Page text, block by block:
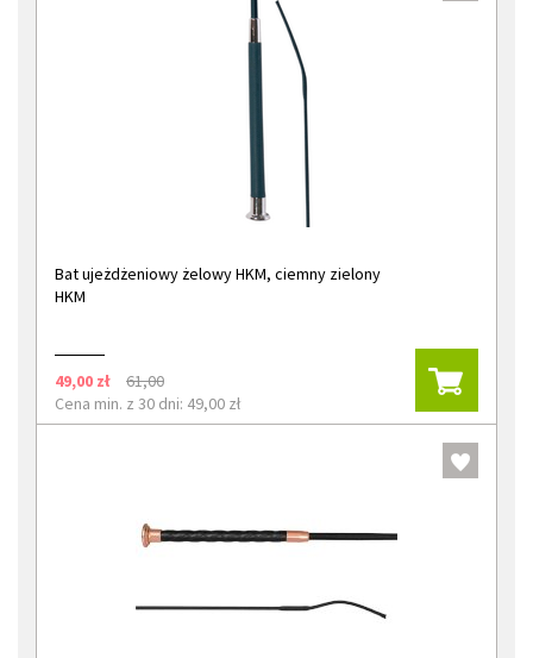
Bat ujeżdżeniowy żelowy HKM, ciemny zielony
HKM
49,00 zł
61,00
Cena min. z 30 dni: 49,00 zł